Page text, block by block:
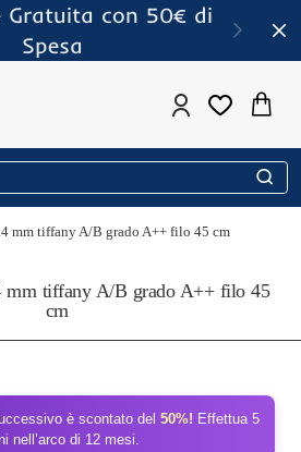
Gratuita con 50€ di
Spesa
mm tiffany A/B grado A++ filo 45
cm
mm tiffany A/B grado A++ filo 45 cm
è scontato del 50%! Effettua 5
nell’arco di 12 mesi.